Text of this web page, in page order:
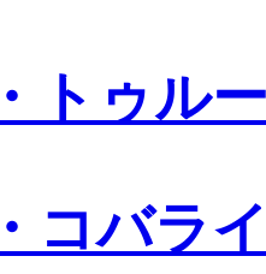
トゥル
コバラ